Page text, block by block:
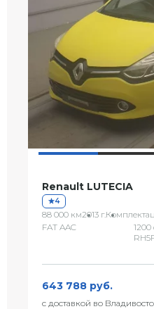
Renault LUTECIA
4
88 000 км2013 г.
FAT AAC
1200
643 788 руб.
с доставкой во